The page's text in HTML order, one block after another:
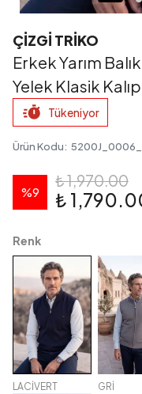
ÇİZGİ TRİKO
Erkek Yarım
Yelek Klasik
Tükeniyor
Ürün Kodu:
%9
₺ 1,970.00
₺
Renk
LACİVERT GRİ